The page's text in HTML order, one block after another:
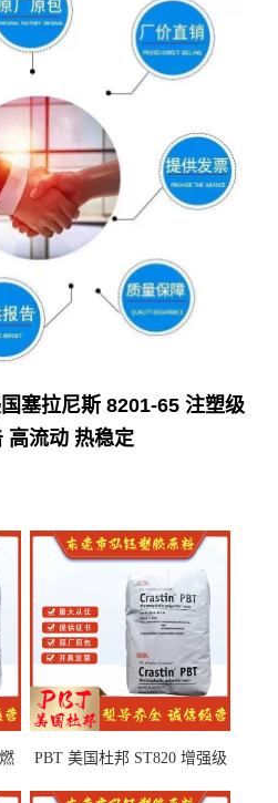
塞拉尼斯 8201-65 注塑级
高流动 热稳定
PBT 美国杜邦 ST820 增强级